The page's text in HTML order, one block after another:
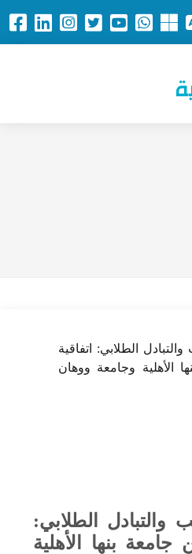
والتبادل الطلابي:
جامعة بنها الأهلية